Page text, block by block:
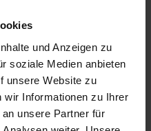
und Anzeigen zu
soziale Medien anbieten
unsere Website zu
wir Informationen zu Ihrer
unsere Partner für